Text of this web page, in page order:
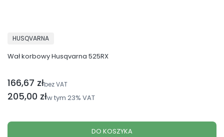
Wał korbowy Husqvarna 525RX
PRODUCENT
HUSQVARNA
Cena brutto
205,00 złw tym 23% VAT
Cena netto
166,67 złbez VAT
DO KOSZYKA